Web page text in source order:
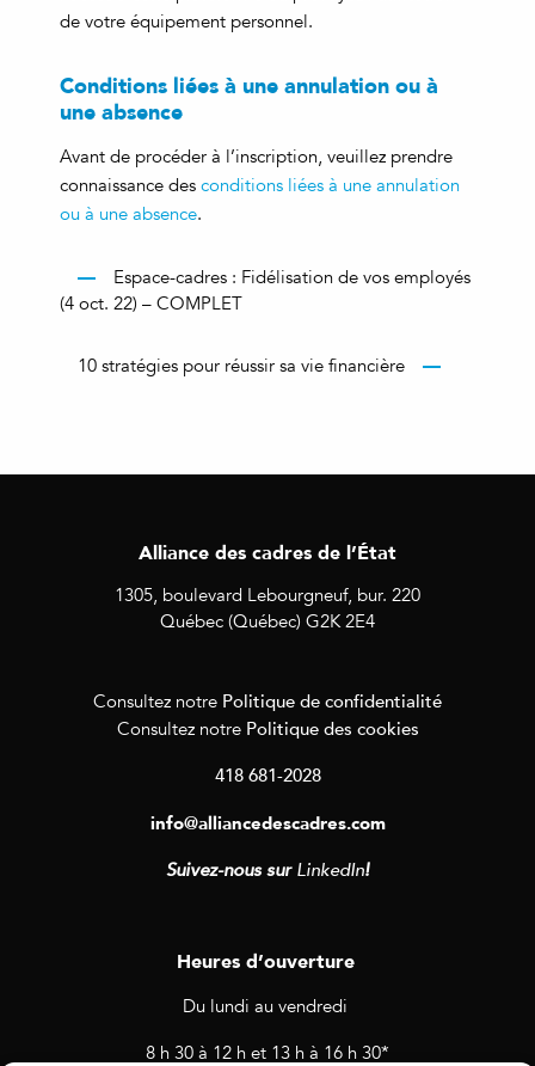
de votre équipement personnel.
Conditions liées à une annulation ou à
une absence
Avant de procéder à l’inscription, veuillez prendre
connaissance des conditions liées à une annulation
ou à une absence.
Espace-cadres : Fidélisation de vos employés
(4 oct. 22) – COMPLET
10 stratégies pour réussir sa vie financière
Alliance des cadres de l’État
1305, boulevard Lebourgneuf, bur. 220
Québec (Québec) G2K 2E4
Consultez notre Politique de confidentialité
Consultez notre Politique des cookies
418 681-2028
info@alliancedescadres.com
Suivez-nous sur LinkedIn!
Heures d’ouverture
Du lundi au vendredi
8 h 30 à 12 h et 13 h à 16 h 30*